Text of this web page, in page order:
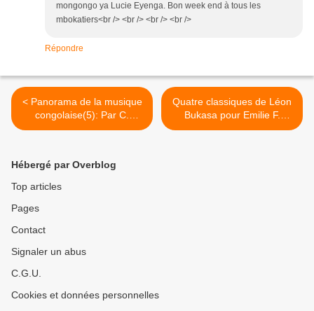
mongongo ya Lucie Eyenga. Bon week end à tous les
mbokatiers<br /> <br /> <br /> <br />
Répondre
< Panorama de la musique
congolaise(5): Par C.
Ossinonde
Quatre classiques de Léon
Bukasa pour Emilie F.
FAIGNOND >
Hébergé par Overblog
Top articles
Pages
Contact
Signaler un abus
C.G.U.
Cookies et données personnelles